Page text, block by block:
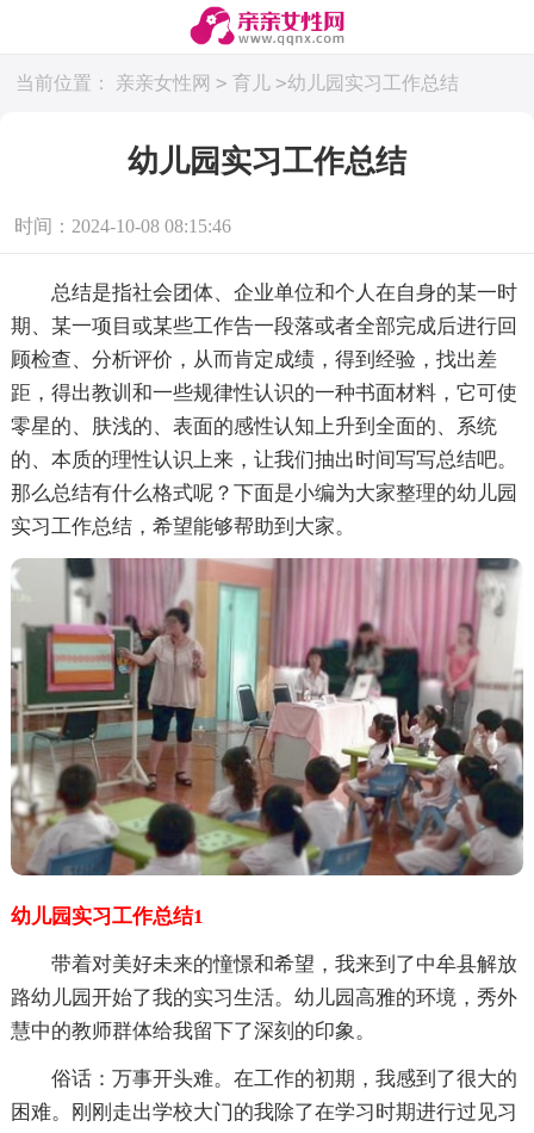
当前位置： 亲亲女性网 > 育儿 >幼儿园实习工作总结
幼儿园实习工作总结
时间：2024-10-08 08:15:46
总结是指社会团体、企业单位和个人在自身的某一时
期、某一项目或某些工作告一段落或者全部完成后进行回
顾检查、分析评价，从而肯定成绩，得到经验，找出差
距，得出教训和一些规律性认识的一种书面材料，它可使
零星的、肤浅的、表面的感性认知上升到全面的、系统
的、本质的理性认识上来，让我们抽出时间写写总结吧。
那么总结有什么格式呢？下面是小编为大家整理的幼儿园
实习工作总结，希望能够帮助到大家。
幼儿园实习工作总结1
带着对美好未来的憧憬和希望，我来到了中牟县解放
路幼儿园开始了我的实习生活。幼儿园高雅的环境，秀外
慧中的教师群体给我留下了深刻的印象。
俗话：万事开头难。在工作的初期，我感到了很大的
困难。刚刚走出学校大门的我除了在学习时期进行过见习